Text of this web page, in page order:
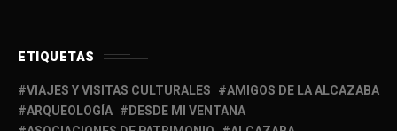
ETIQUETAS
VIAJES Y VISITAS CULTURALES
AMIGOS DE LA ALCAZABA
ARQUEOLOGÍA
DESDE MI VENTANA